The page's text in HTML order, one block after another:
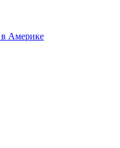
в Америке